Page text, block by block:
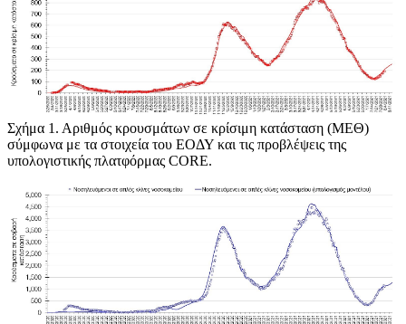
Σχήμα 1 . Αριθμός κρουσμάτων σε κρίσιμη κατάσταση (ΜΕΘ)
σύμφωνα με τα στοιχεία του ΕΟΔΥ και τις προβλέψεις της
υπολογιστικής πλατφόρμας CORE.